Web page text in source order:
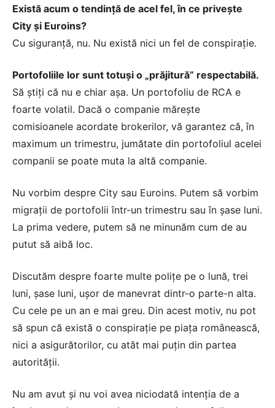
Există acum o tendinţă de acel fel, în ce priveşte
City şi Euroins?
Cu siguranţă, nu. Nu există nici un fel de conspiraţie.
Portofoliile lor sunt totuşi o „prăjitură” respectabilă.
Să ştiţi că nu e chiar aşa. Un portofoliu de RCA e
foarte volatil. Dacă o companie măreşte
comisioanele acordate brokerilor, vă garantez că, în
maximum un trimestru, jumătate din portofoliul acelei
companii se poate muta la altă companie.
Nu vorbim despre City sau Euroins. Putem să vorbim
migraţii de portofolii într-un trimestru sau în şase luni.
La prima vedere, putem să ne minunăm cum de au
putut să aibă loc.
Discutăm despre foarte multe poliţe pe o lună, trei
luni, şase luni, uşor de manevrat dintr-o parte-n alta.
Cu cele pe un an e mai greu. Din acest motiv, nu pot
să spun că există o conspiraţie pe piaţa românească,
nici a asigurătorilor, cu atât mai puţin din partea
autorităţii.
Nu am avut şi nu voi avea niciodată intenţia de a